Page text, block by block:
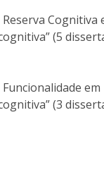
Reserva Cognitiva
(5
Funcionalidade
(3